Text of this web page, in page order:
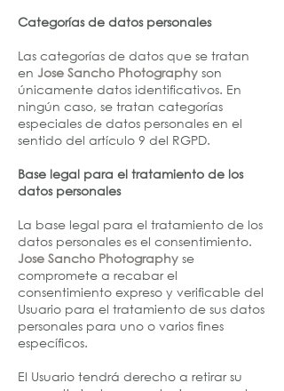
Categorías de datos personales
Las categorías de datos que se tratan
en Jose Sancho Photography son
únicamente datos identificativos. En
ningún caso, se tratan categorías
especiales de datos personales en el
sentido del artículo 9 del RGPD.
Base legal para el tratamiento de los
datos personales
La base legal para el tratamiento de los
datos personales es el consentimiento.
Jose Sancho Photography se
compromete a recabar el
consentimiento expreso y verificable del
Usuario para el tratamiento de sus datos
personales para uno o varios fines
específicos.
El Usuario tendrá derecho a retirar su